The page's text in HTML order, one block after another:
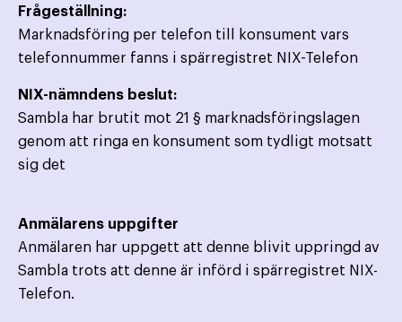
Frågeställning:
Marknadsföring per telefon till konsument vars
telefonnummer fanns i spärregistret NIX-Telefon
NIX-nämndens beslut:
Sambla har brutit mot 21 § marknadsföringslagen
genom att ringa en konsument som tydligt motsatt
sig det
Anmälarens uppgifter
Anmälaren har uppgett att denne blivit uppringd av
Sambla trots att denne är införd i spärregistret NIX-
Telefon.